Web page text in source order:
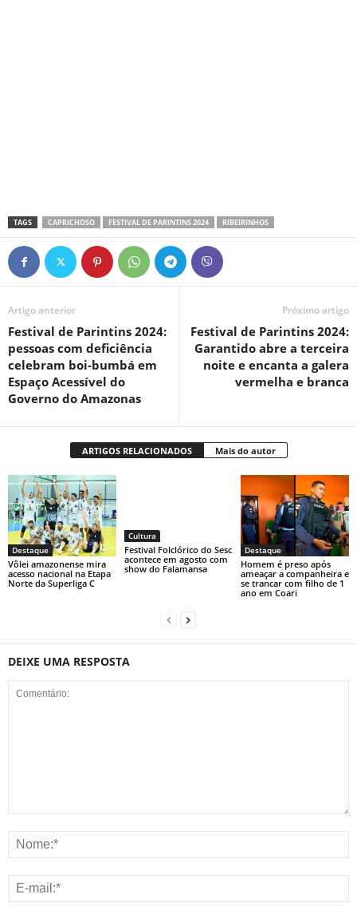
TAGS CAPRICHOSO FESTIVAL DE PARINTINS 2024 RIBEIRINHOS
Artigo anterior
Festival de Parintins 2024:
pessoas com deficiência
celebram boi-bumbá em
Espaço Acessível do
Governo do Amazonas
Próximo artigo
Festival de Parintins 2024:
Garantido abre a terceira
noite e encanta a galera
vermelha e branca
ARTIGOS RELACIONADOS Mais do autor
Destaque
Vôlei amazonense mira
acesso nacional na Etapa
Norte da Superliga C
Cultura
Festival Folclórico do Sesc
acontece em agosto com
show do Falamansa
Destaque
Homem é preso após
ameaçar a companheira e
se trancar com filho de 1
ano em Coari
DEIXE UMA RESPOSTA